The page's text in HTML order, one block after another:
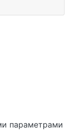
параметрами